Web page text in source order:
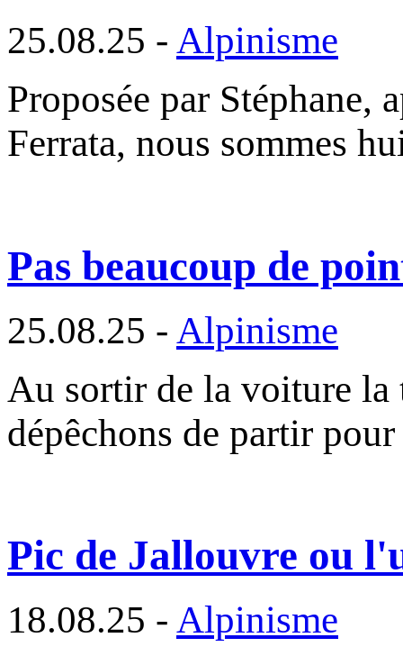
25.08.25 - Alpinisme
Proposée par Stéphane,
Ferrata, nous sommes
Pas beaucoup de
25.08.25 - Alpinisme
Au sortir de la voiture la
dépêchons de partir
Pic de Jallouvre ou
18.08.25 - Alpinisme